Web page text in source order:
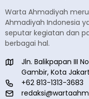
Warta Ahmadiyah
Ahmadiyah Indonesia
seputar kegiatan dan
berbagai hal.
Jln. Balikpapan III
Gambir, Kota
+62 813-1313-3683